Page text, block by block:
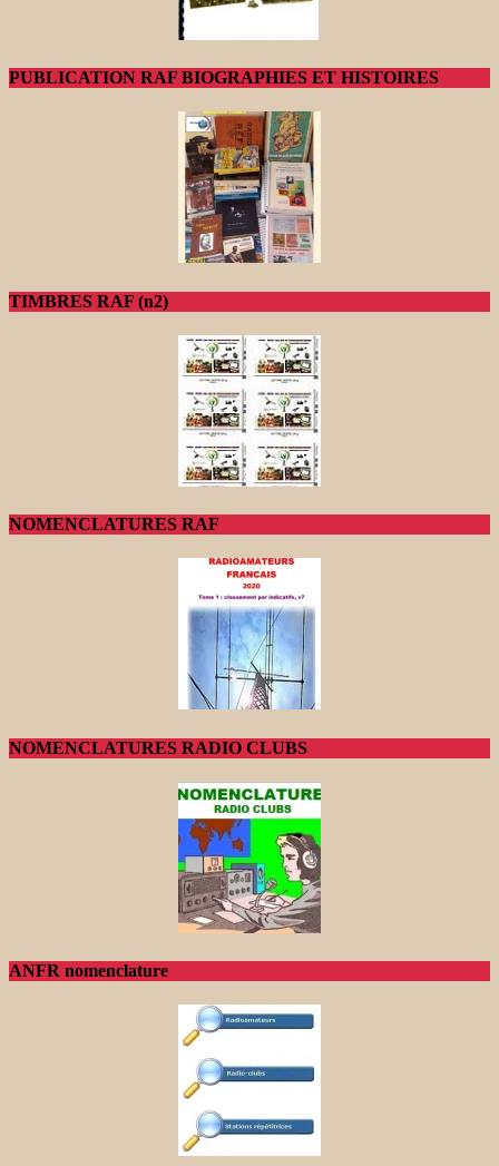
PUBLICATION RAF BIOGRAPHIES ET HISTOIRES
TIMBRES RAF (n2)
NOMENCLATURES RAF
NOMENCLATURES RADIO CLUBS
ANFR nomenclature